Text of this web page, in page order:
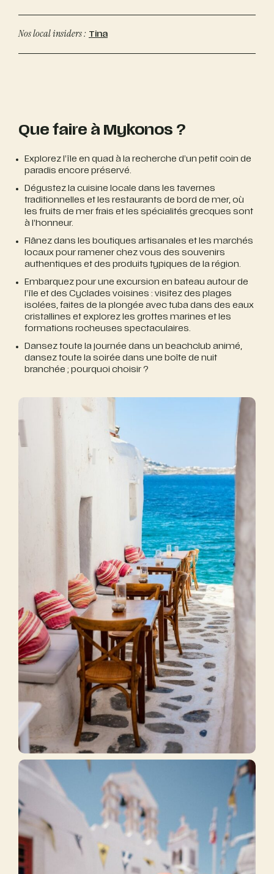
Nos local insiders : Tina
Que faire à Mykonos ?
Explorez l’île en quad à la recherche d’un petit coin de
paradis encore préservé.
Dégustez la cuisine locale dans les tavernes
traditionnelles et les restaurants de bord de mer, où
les fruits de mer frais et les spécialités grecques sont
à l’honneur.
Flânez dans les boutiques artisanales et les marchés
locaux pour ramener chez vous des souvenirs
authentiques et des produits typiques de la région.
Embarquez pour une excursion en bateau autour de
l’île et des Cyclades voisines : visitez des plages
isolées, faites de la plongée avec tuba dans des eaux
cristallines et explorez les grottes marines et les
formations rocheuses spectaculaires.
Dansez toute la journée dans un beachclub animé,
dansez toute la soirée dans une boîte de nuit
branchée ; pourquoi choisir ?